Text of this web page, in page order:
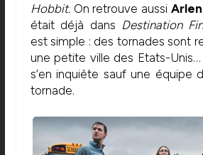
Hobbit. On retrouve aussi
était déjà dans Destination F
est simple : des tornades sont
une petite ville des Etats-
s’en inquiète sauf une équipe
tornade.